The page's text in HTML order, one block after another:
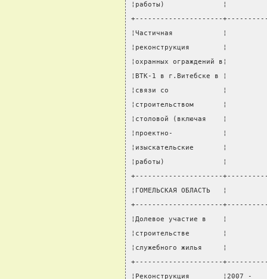
¦работы)              ¦
+---------------------
¦Частичная            ¦
¦реконструкция
¦охранных
¦ВТК-1 в г.Витебске в
¦связи со             ¦
¦строительством
¦столовой (включая
¦проектно-            ¦
¦изыскательские
¦работы)              ¦
+---------------------
¦ГОМЕЛЬСКАЯ ОБЛАСТЬ   ¦
+---------------------
¦Долевое участие в
¦строительстве
¦служебного жилья
+---------------------
¦Реконструкция